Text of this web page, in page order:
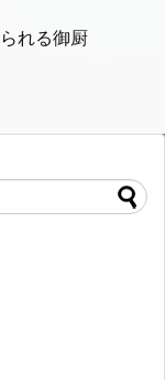
れる御厨